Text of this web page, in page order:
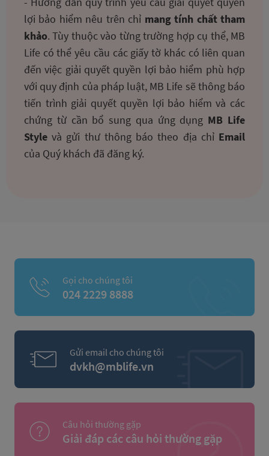
lợi bảo hiểm nêu trên chỉ mang tính chất tham
khảo. Tùy thuộc vào từng trường hợp cụ thể, MB
Life có thể yêu cầu các giấy tờ khác có liên quan
đến việc giải quyết quyền lợi bảo hiểm phù hợp
với quy định của pháp luật, MB Life sẽ thông báo
tiến trình giải quyết quyền lợi bảo hiểm và các
chứng từ cần bổ sung qua ứng dụng MB Life
Style và gửi thư thông báo theo địa chỉ Email
của Quý khách đã đăng ký.
Gọi cho chúng tôi
024 2229 8888
Gửi email cho chúng tôi
dvkh@mblife.vn
Câu hỏi thường gặp
Giải đáp các câu hỏi thường gặp